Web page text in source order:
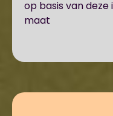
op basis van
maat